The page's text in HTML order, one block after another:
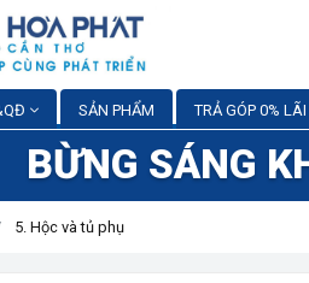
SẢN PHẨM TRẢ GÓP 0% LÃI
BỪNG SÁNG
5. Hộc và tủ phụ